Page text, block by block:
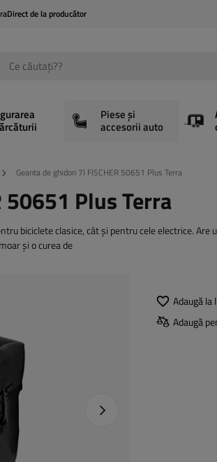
Direct de la producător
Piese și
accesorii auto
Geanta de ghidon 7l FISCHER 50651 Plus Terra
50651 Plus Terra
biciclete clasice, cât și pentru cele electrice. Are
și o curea de
Următoarea fotografie
Adaugă la
Adaugă